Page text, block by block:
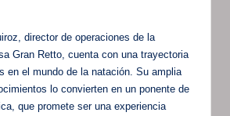
director de operaciones de la
Gran Retto, cuenta con una trayectoria
en el mundo de la natación. Su amplia
lo convierten en un ponente de
que promete ser una experiencia